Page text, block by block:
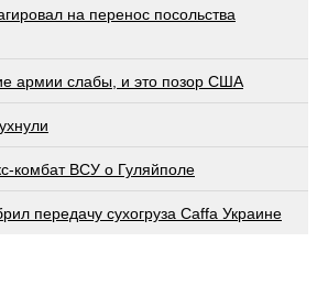
на перенос посольства
армии слабы, и это позор США
комбат ВСУ о Гуляйполе
передачу сухогруза Caffa Украине